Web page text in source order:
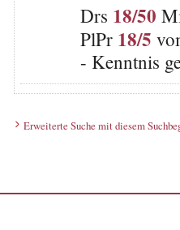
Drs 18/50
PlPr 18/5
- Kenntnis
Erweiterte Suche mit diesem